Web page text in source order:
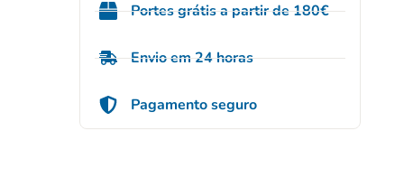
Portes grátis a partir de 180€
Envio em 24 horas
Pagamento seguro